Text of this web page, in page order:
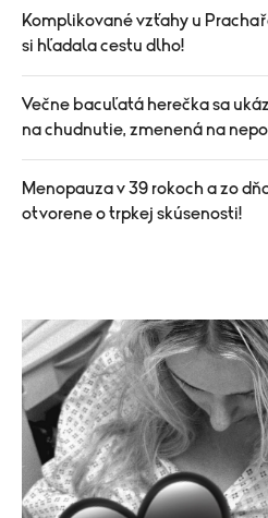
Komplikované vzťahy u
si hľadala cestu dlho!
Večne bacuľatá herečka sa
na chudnutie, zmenená na
Menopauza v 39 rokoch a zo
otvorene o trpkej skúsenosti!